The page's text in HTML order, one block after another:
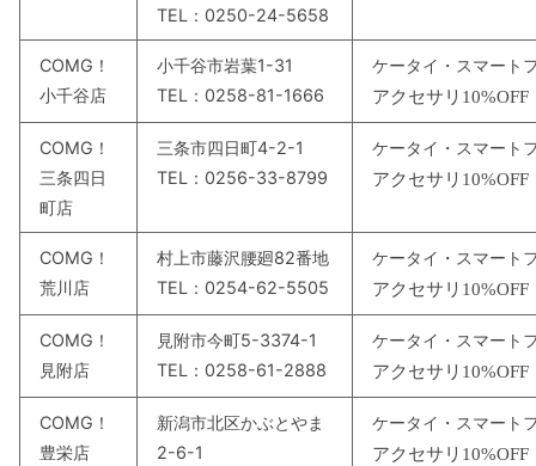
TEL：0250-24-5658
COMG！
小千谷店
小千谷市岩葉1-31
TEL：0258-81-1666
ケータイ・スマート
アクセサリ 10%OFF
COMG！
三条四日
町店
三条市四日町4-2-1
TEL：0256-33-8799
ケータイ・スマート
アクセサリ 10%OFF
COMG！
荒川店
村上市藤沢腰廻82番地
TEL：0254-62-5505
ケータイ・スマート
アクセサリ 10%OFF
COMG！
見附店
見附市今町5-3374-1
TEL：0258-61-2888
ケータイ・スマート
アクセサリ 10%OFF
COMG！
豊栄店
新潟市北区かぶとやま
2-6-1
ケータイ・スマート
アクセサリ 10%OFF